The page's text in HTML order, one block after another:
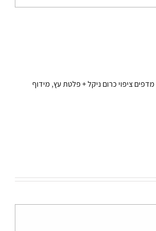
מדפים ציפוי כרום ניקל + פלטת עץ, מידוף